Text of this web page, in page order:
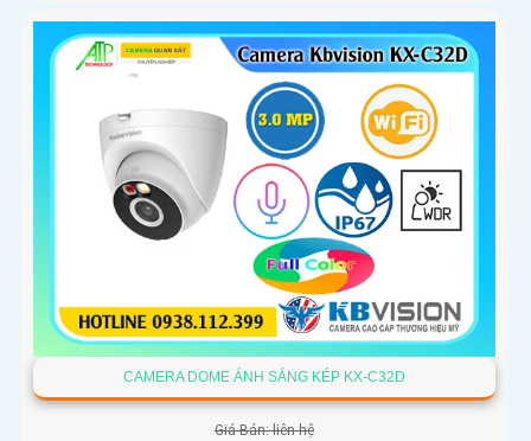
CAMERA DOME ÁNH SÁNG KÉP KX-C32D
Giá Bán: liên hệ